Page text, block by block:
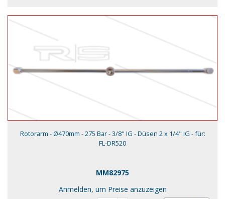
Rotorarm - Ø470mm - 275 Bar - 3/8" IG - Düsen 2 x 1/4" IG - für:
FL-DR520
MM82975
Anmelden, um Preise anzuzeigen